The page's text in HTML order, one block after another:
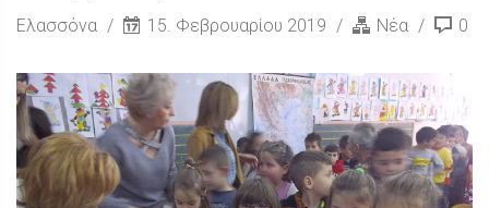
Ελασσόνα 15. Φεβρουαρίου 2019 Νέα 0